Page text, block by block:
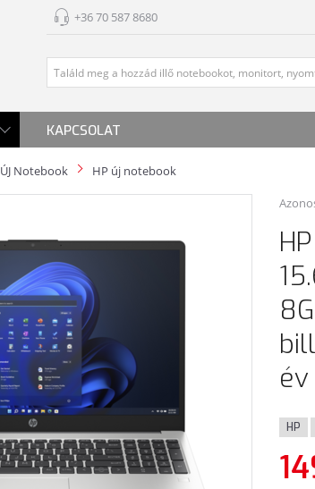
+36 70 587 8680
KAPCSOLAT
ÚJ Notebook HP új notebook
HP